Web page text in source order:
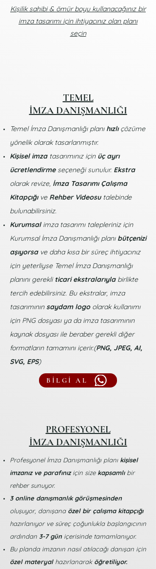
Kişilik sahibi & ömür boyu kullanacağınız bir
imza tasarımı için ihtiyacınız olan planı
seçin
TEMEL
İMZA DANIŞMANLIĞI
Temel İmza Danışmanlığı planı hızlıçözüme
yönelik olarak tasarlanmıştır.
Kişisel imza tasarımınız için üç ayrı
ücretlendirmeseçeneği sunulur. Ekstra
olarak revize, İmza Tasarımı Çalışma
Kitapçığı ve Rehber Videosutalebinde
bulunabilirsiniz.
Kurumsal imza tasarımı talepleriniz için
Kurumsal İmza Danışmanlığı planı bütçenizi
aşıyorsave daha kısa bir süreç ihtiyacınız
için yeterliyse Temel İmza Danışmanlığı
planını gerekli ticari ekstralarıyla birlikte
tercih edebilirsiniz. Bu ekstralar, imza
tasarımınınsaydam logoolarak kullanımı
için PNG dosyası ya da imza tasarımının
kaynak dosyası ile beraber gerekli diğer
formatların tamamını içerir.(PNG, JPEG, AI,
SVG, EPS)
BİLGİ AL
PROFESYONEL
İMZA DANIŞMANLIĞI
Profesyonel İmza Danışmanlığı planı kişisel
imzanız ve parafınıziçin size kapsamlı bir
rehber sunuyor.​
3 online danışmanlık görüşmesinden
oluşuyor, danışana özel bir çalışma kitapçığı
hazırlanıyor ve süreç çoğunlukla başlangıcının
ardından 3-7 gün içerisinde tamamlanıyor.
Bu planda imzanın nasıl atılacağı danışan için
özel materyalhazırlanarak öğretiliyor.